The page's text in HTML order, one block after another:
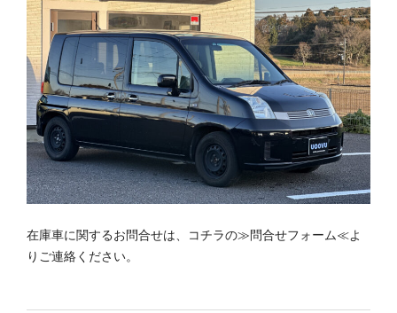
在庫車に関するお問合せは、コチラの≫問合せフォーム≪よ
りご連絡ください。